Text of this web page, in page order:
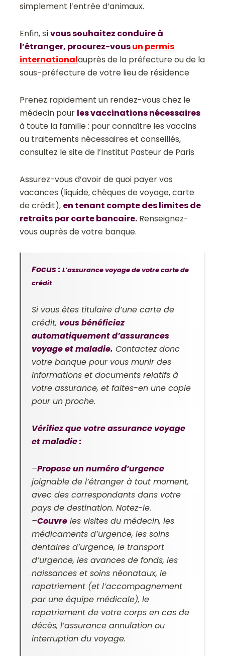
simplement l’entrée d’animaux.
Enfin, si vous souhaitez conduire à
l’étranger, procurez-vousun permis
internationalauprès de la préfecture ou de la
sous-préfecture de votre lieu de résidence
Prenez rapidement un rendez-vous chez le
médecin pour les vaccinations nécessaires
à toute la famille : pour connaître les vaccins
ou traitements nécessaires et conseillés,
consultez le site de l’Institut Pasteur de Paris
Assurez-vous d’avoir de quoi payer vos
vacances (liquide, chèques de voyage, carte
de crédit), en tenant compte des limites de
retraits par carte bancaire. Renseignez-
vous auprès de votre banque.
Focus : L’assurance voyage de votre carte de
crédit
Si vous êtes titulaire d’une carte de
crédit, vous bénéficiez
automatiquement d’assurances
voyage et maladie. Contactez donc
votre banque pour vous munir des
informations et documents relatifs à
votre assurance, et faites-en une copie
pour un proche.
Vérifiez que votre assurance voyage
et maladie :
–Propose un numéro d’urgence
joignable de l’étranger à tout moment,
avec des correspondants dans votre
pays de destination. Notez-le.
–Couvre les visites du médecin, les
médicaments d’urgence, les soins
dentaires d’urgence, le transport
d’urgence, les avances de fonds, les
naissances et soins néonataux, le
rapatriement (et l’accompagnement
par une équipe médicale), le
rapatriement de votre corps en cas de
décès, l’assurance annulation ou
interruption du voyage.